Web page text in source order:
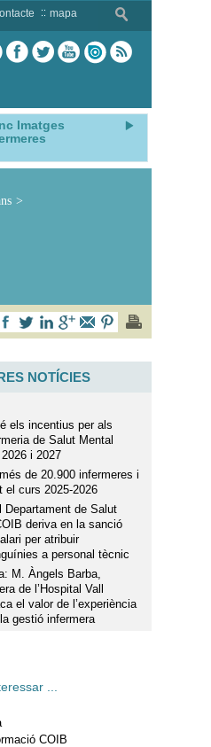
mapa
Imatges
NOTÍCIES
els incentius per als
de Salut Mental
i 2027
de 20.900 infermeres i
el curs 2025-2026
Departament de Salut
deriva en la sanció
per atribuir
a personal tècnic
M. Àngels Barba,
de l’Hospital Vall
el valor de l’experiència
gestió infermera
...
COIB